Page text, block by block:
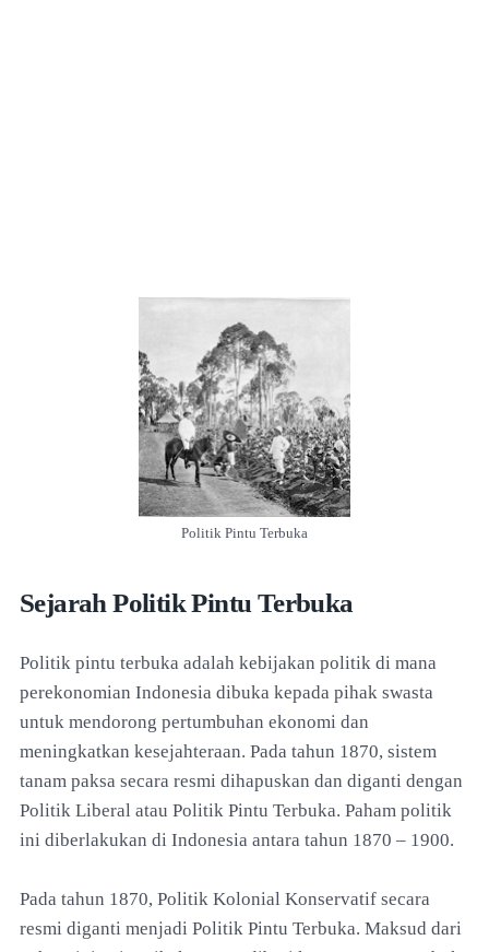
Politik Pintu Terbuka
Sejarah Politik Pintu Terbuka
Politik pintu terbuka adalah kebijakan politik di mana
perekonomian Indonesia dibuka kepada pihak swasta
untuk mendorong pertumbuhan ekonomi dan
meningkatkan kesejahteraan. Pada tahun 1870, sistem
tanam paksa secara resmi dihapuskan dan diganti dengan
Politik Liberal atau Politik Pintu Terbuka. Paham politik
ini diberlakukan di Indonesia antara tahun 1870 – 1900.
Pada tahun 1870, Politik Kolonial Konservatif secara
resmi diganti menjadi Politik Pintu Terbuka. Maksud dari